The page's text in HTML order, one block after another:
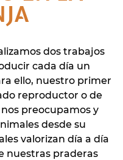
dos trabajos
cada día un
ello, nuestro primer
reproductor o de
preocupamos y
desde su
valorizan día a día
nuestras praderas